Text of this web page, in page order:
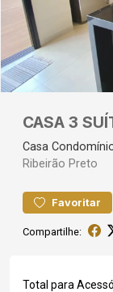
CASA 3
Casa
Ribeirão Preto
Favoritar
Compartilhe:
Total para